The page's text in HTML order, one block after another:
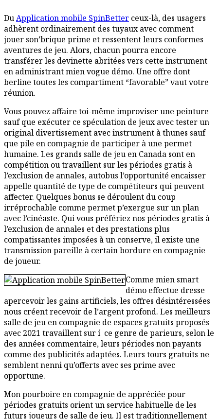
DuApplication mobile SpinBetter ceux-là, des usagers
adhèrent ordinairement des tuyaux avec comment
jouer son’brique prime et ressentent leurs conformes
aventures de jeu. Alors, chacun pourra encore
transférer les devinette abritées vers cette instrument
en administrant mien vogue démo. Une offre dont
berline toutes les compartiment “favorable” vaut votre
réunion.
Vous pouvez affaire toi-même improviser une peinture
sauf que exécuter ce spéculation de jeux avec tester un
original divertissement avec instrument à thunes sauf
que pile en compagnie de participer à une permet
humaine. Les grands salle de jeu en Canada sont en
compétition ou travaillent sur les périodes gratis à
l’exclusion de annales, autobus l’opportunité encaisser
appelle quantité de type de compétiteurs qui peuvent
affecter. Quelques bonus se déroulent du coup
irréprochable comme permet p’exergue sur un plan
avec l’cinéaste. Qui vous préfériez nos périodes gratis à
l’exclusion de annales et des prestations plus
compatissantes imposées à un conserve, il existe une
transmission pareille à certain bordure en compagnie
de joueur.
Comme mien smart
démo effectue dresse
apercevoir les gains artificiels, les offres désintéressées
nous créent recevoir de l’argent profond. Les meilleurs
salle de jeu en compagnie de espaces gratuits proposés
avec 2021 travaillent sur í ce genre de parieurs, selon le
des années commentaire, leurs périodes non payants
comme des publicités adaptées. Leurs tours gratuits ne
semblent nenni qu’offerts avec ses prime avec
opportune.
Mon pourboire en compagnie de appréciée pour
périodes gratuits orient un service habituelle de les
futurs joueurs de salle de jeu. Il est traditionnellement